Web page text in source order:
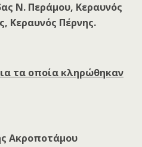
Ν. Περάμου, Κεραυνός
Κεραυνός Πέρνης.
τα οποία κληρώθηκαν
Ακροποτάμου